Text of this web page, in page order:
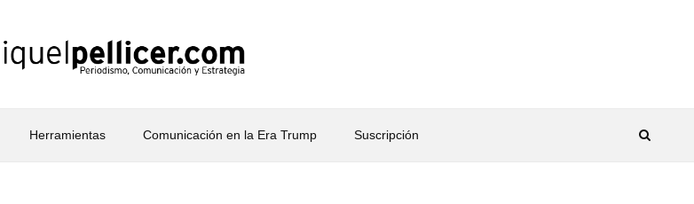
Herramientas Comunicación en la Era Trump Suscripción